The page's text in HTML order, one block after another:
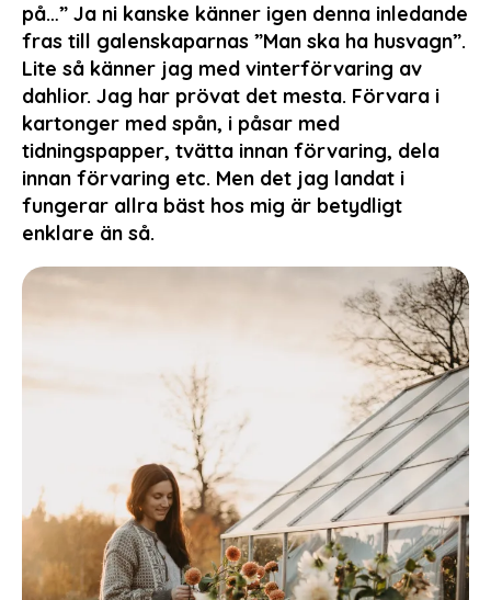
på…” Ja ni kanske känner igen denna inledande
fras till galenskaparnas ”Man ska ha husvagn”.
Lite så känner jag med vinterförvaring av
dahlior. Jag har prövat det mesta. Förvara i
kartonger med spån, i påsar med
tidningspapper, tvätta innan förvaring, dela
innan förvaring etc. Men det jag landat i
fungerar allra bäst hos mig är betydligt
enklare än så.